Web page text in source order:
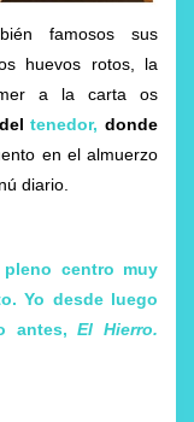
famosos sus
huevos rotos, la
a la carta os
deltenedor, donde
en el almuerzo
diario.
centro muy
Yo desde luego
antes,El Hierro.